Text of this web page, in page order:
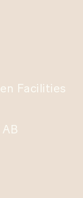
Facilities